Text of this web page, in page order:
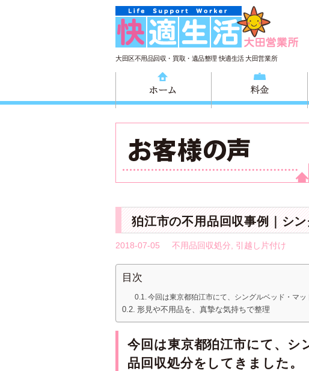
大田区不用品回収・買取・遺品整理 快適生活 大田営業所
狛江市の不用品回収事例｜シ
2018-07-05 不用品回収処分 引越し片付け
目次
今回は東京都狛江市にて、シングルベッド・マ
形見や不用品を、真摯な気持ちで整理
今回は東京都狛江市にて、シ
品回収処分をしてきました。